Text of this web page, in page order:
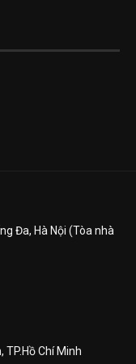
Đa, Hà Nội (Tòa nhà
Chí Minh